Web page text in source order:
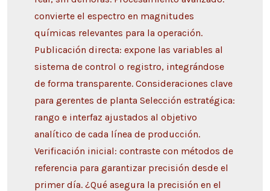
convierte el espectro en magnitudes
químicas relevantes para la operación.
Publicación directa: expone las variables al
sistema de control o registro, integrándose
de forma transparente. Consideraciones clave
para gerentes de planta Selección estratégica:
rango e interfaz ajustados al objetivo
analítico de cada línea de producción.
Verificación inicial: contraste con métodos de
referencia para garantizar precisión desde el
primer día. ¿Qué asegura la precisión en el